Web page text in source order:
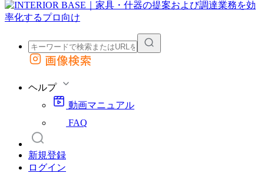
外部サイトの商品をカートに追加
画像検索
ヘルプ
動画マニュアル
FAQ
新規登録
ログイン